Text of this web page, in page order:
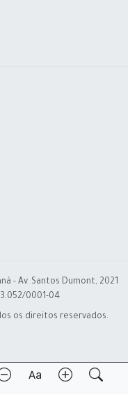
- Av. Santos Dumont, 2021
0001-04
os direitos reservados.